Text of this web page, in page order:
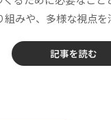
みや、多様な視点を